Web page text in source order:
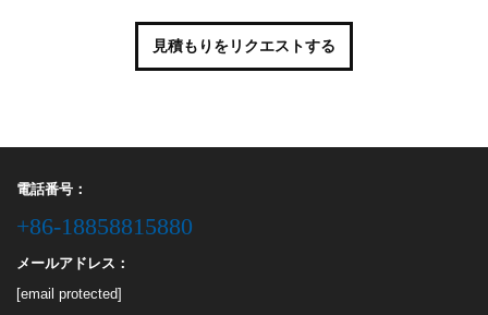
見積もりをリクエストする
電話番号：
+86-18858815880
メールアドレス：
[email protected]